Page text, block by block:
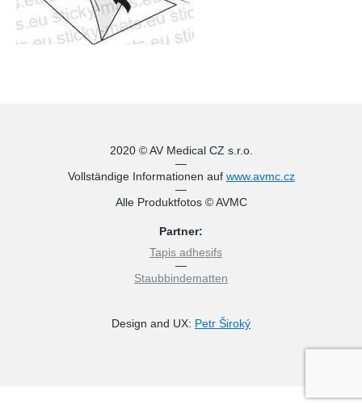
2020 © AV Medical CZ s.r.o.
—
Vollständige Informationen auf www.avmc.cz
—
Alle Produktfotos © AVMC
Partner:
Tapis adhesifs
—
Staubbindematten
Design and UX: Petr Široký